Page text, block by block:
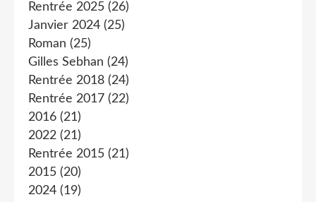
Rentrée 2025 (26)
Janvier 2024 (25)
Roman (25)
Gilles Sebhan (24)
Rentrée 2018 (24)
Rentrée 2017 (22)
2016 (21)
2022 (21)
Rentrée 2015 (21)
2015 (20)
2024 (19)